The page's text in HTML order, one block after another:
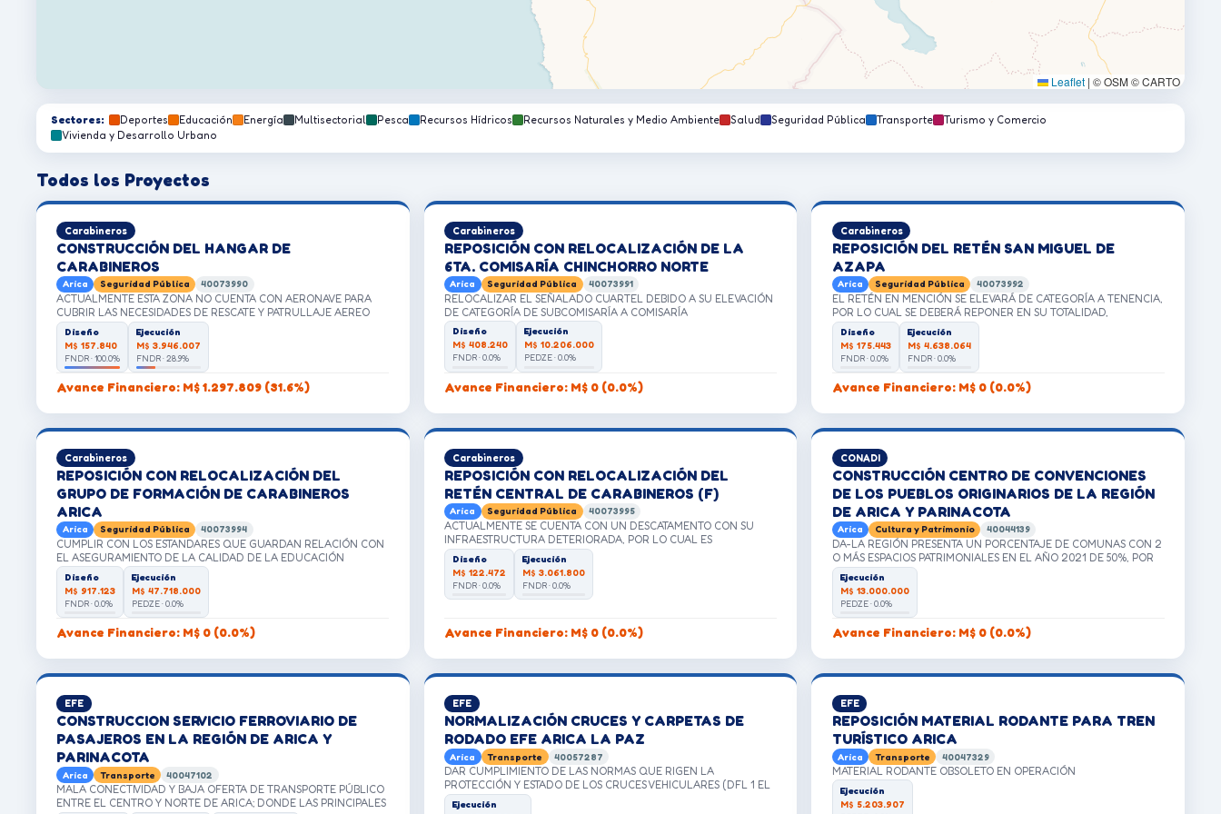
Leaflet | © OSM © CARTO
Sectores: Deportes Educación Energía Multisectorial Pesca Recursos Hídricos Recursos Naturales y Medio Ambiente Salud Seguridad Pública Transporte
Turismo y Comercio
Vivienda y Desarrollo Urbano
Todos los Proyectos
Carabineros
CONSTRUCCIÓN DEL HANGAR DE
CARABINEROS
Arica Seguridad Pública 40073990
ACTUALMENTE ESTA ZONA NO CUENTA CON AERONAVE PARA
CUBRIR LAS NECESIDADES DE RESCATE Y PATRULLAJE AEREO
PARA MAYOR SEGURIDAD TERRITORIAL.
Diseño
M$ 157.840
FNDR · 100.0%
Ejecución
M$ 3.946.007
FNDR · 28.9%
Avance Financiero: M$ 1.297.809 (31.6%)
Carabineros
REPOSICIÓN CON RELOCALIZACIÓN DE LA
6TA. COMISARÍA CHINCHORRO NORTE
Arica Seguridad Pública 40073991
RELOCALIZAR EL SEÑALADO CUARTEL DEBIDO A SU ELEVACIÓN
DE CATEGORÍA DE SUBCOMISARÍA A COMISARÍA
Diseño
M$ 408.240
FNDR · 0.0%
Ejecución
M$ 10.206.000
PEDZE · 0.0%
Avance Financiero: M$ 0 (0.0%)
Carabineros
REPOSICIÓN DEL RETÉN SAN MIGUEL DE
AZAPA
Arica Seguridad Pública 40073992
EL RETÉN EN MENCIÓN SE ELEVARÁ DE CATEGORÍA A TENENCIA,
POR LO CUAL SE DEBERÁ REPONER EN SU TOTALIDAD,
CONTANDO CON NUEVAS DEPENDENCIAS PARA BRINDAR UN
MEJOR SERVICIO POLICIAL.
Diseño
M$ 175.443
FNDR · 0.0%
Ejecución
M$ 4.638.064
FNDR · 0.0%
Avance Financiero: M$ 0 (0.0%)
Carabineros
REPOSICIÓN CON RELOCALIZACIÓN DEL
GRUPO DE FORMACIÓN DE CARABINEROS
ARICA
Arica Seguridad Pública 40073994
CUMPLIR CON LOS ESTANDARES QUE GUARDAN RELACIÓN CON
EL ASEGURAMIENTO DE LA CALIDAD DE LA EDUCACIÓN
Diseño
M$ 917.123
FNDR · 0.0%
Ejecución
M$ 47.718.000
PEDZE · 0.0%
Avance Financiero: M$ 0 (0.0%)
Carabineros
REPOSICIÓN CON RELOCALIZACIÓN DEL
RETÉN CENTRAL DE CARABINEROS (F)
Arica Seguridad Pública 40073995
ACTUALMENTE SE CUENTA CON UN DESCATAMENTO CON SU
INFRAESTRUCTURA DETERIORADA, POR LO CUAL ES
NECESERARIO REPONER Y RELOCALIZAR DICHO DESTCAMENTO,
TODA VEZ QUE EL TERRENO EN EL CUAL SE ENCUENTRA
EMPLAZADO NO PERTENECE A CARABINEROS.
Diseño
M$ 122.472
FNDR · 0.0%
Ejecución
M$ 3.061.800
FNDR · 0.0%
Avance Financiero: M$ 0 (0.0%)
CONADI
CONSTRUCCIÓN CENTRO DE CONVENCIONES
DE LOS PUEBLOS ORIGINARIOS DE LA REGIÓN
DE ARICA Y PARINACOTA
Arica Cultura y Patrimonio 40044139
DA-LA REGIÓN PRESENTA UN PORCENTAJE DE COMUNAS CON 2
O MÁS ESPACIOS PATRIMONIALES EN EL AÑO 2021 DE 50%, POR
DEBAJO DEL PROMEDIO DE REGIONES DEL PAÍS (65,3%)
Ejecución
M$ 13.000.000
PEDZE · 0.0%
Avance Financiero: M$ 0 (0.0%)
EFE
CONSTRUCCION SERVICIO FERROVIARIO DE
PASAJEROS EN LA REGIÓN DE ARICA Y
PARINACOTA
Arica Transporte 40047102
MALA CONECTIVIDAD Y BAJA OFERTA DE TRANSPORTE PÚBLICO
ENTRE EL CENTRO Y NORTE DE ARICA; DONDE LAS PRINCIPALES
EFE
NORMALIZACIÓN CRUCES Y CARPETAS DE
RODADO EFE ARICA LA PAZ
Arica Transporte 40057287
DAR CUMPLIMIENTO DE LAS NORMAS QUE RIGEN LA
PROTECCIÓN Y ESTADO DE LOS CRUCES VEHICULARES (DFL 1 EL
DS 252 Y EL DS 38) EN LOS CRUCES VEHICULARES CON PMAYOR
Ejecución
EFE
REPOSICIÓN MATERIAL RODANTE PARA TREN
TURÍSTICO ARICA
Arica Transporte 40047329
MATERIAL RODANTE OBSOLETO EN OPERACIÓN
Ejecución
M$ 5.203.907